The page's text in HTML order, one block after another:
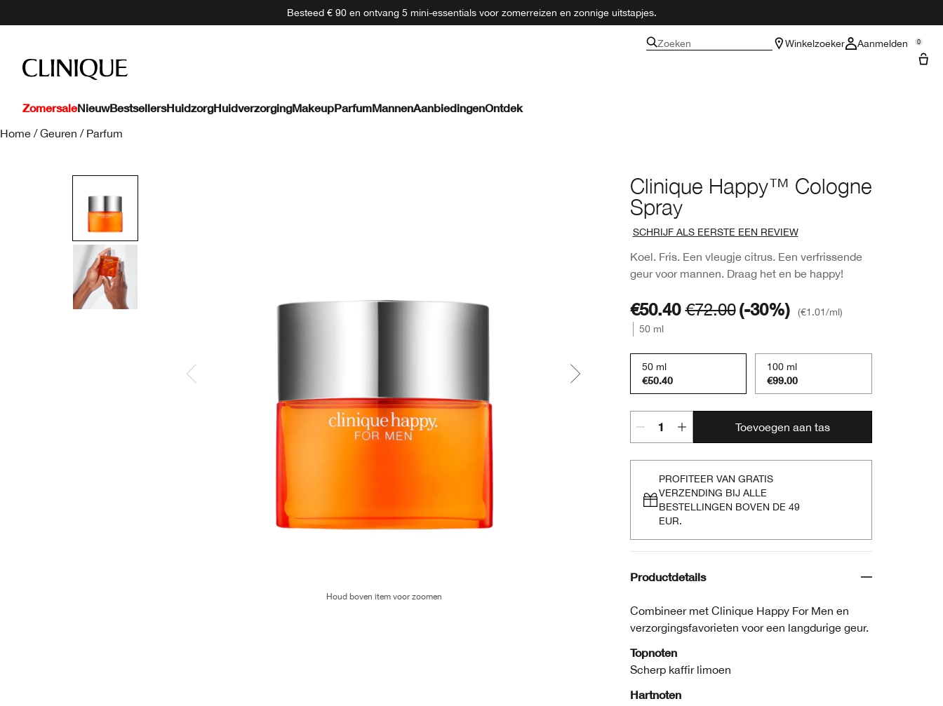
Besteed € 90 en ontvang 5 mini-essentials voor zomerreizen en zonnige uitstapjes.
Zoeken Winkelzoeker Aanmelden 0
ZomersaleNieuwBestsellersHuidzorgHuidverzorgingMakeupParfumMannenAanbiedingenOntdek
Home / Geuren / Parfum
Clinique Happy™ Cologne
Spray
SCHRIJF ALS EERSTE EEN REVIEW
Koel. Fris. Een vleugje citrus. Een verfrissende
geur voor mannen. Draag het en be happy!
Houd boven item voor zoomen
€50.40€72.00(-30%) €1.01/ml
50 ml
50 ml
€50.40
100 ml
€99.00
Toevoegen aan tas
PROFITEER VAN GRATIS
VERZENDING BIJ ALLE
BESTELLINGEN BOVEN DE 49
EUR.
Productdetails
Combineer met Clinique Happy For Men en
verzorgingsfavorieten voor een langdurige geur.
Topnoten
Scherp kaffir limoen
Hartnoten